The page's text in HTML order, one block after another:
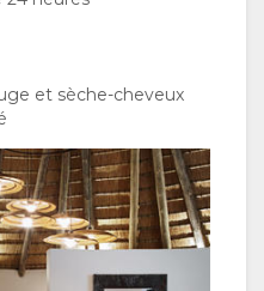
et sèche-cheveux